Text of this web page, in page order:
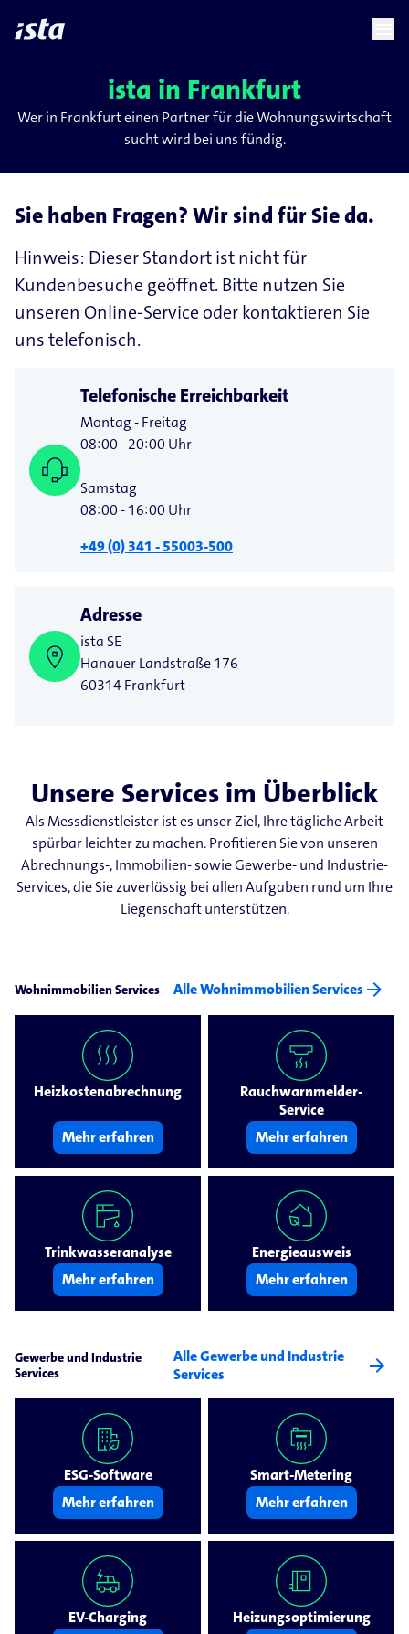
languagechevron_right
ista in Frankfurt
Wer in Frankfurt einen Partner für die Wohnungswirtschaft
sucht wird bei uns fündig.
Sie haben Fragen? Wir sind für Sie da.
Hinweis: Dieser Standort ist nicht für
Kundenbesuche geöffnet. Bitte nutzen Sie
unseren Online‑Service oder kontaktieren Sie
uns telefonisch.
Telefonische Erreichbarkeit
Montag - Freitag
08:00 - 20:00 Uhr
Samstag
08:00 - 16:00 Uhr
+49 (0) 341 - 55003-500
Adresse
ista SE
Hanauer Landstraße 176
60314 Frankfurt
Unsere Services im Überblick
Als Messdienstleister ist es unser Ziel, Ihre tägliche Arbeit
spürbar leichter zu machen. Profitieren Sie von unseren
Abrechnungs-​, Immobilien-​ sowie Gewerbe-​ und Industrie-​
Services, die Sie zuverlässig bei allen Aufgaben rund um Ihre
Liegenschaft unterstützen.
Wohnimmobilien Services Alle Wohnimmobilien Services arrow_forward
Heizkostenabrechnung
Mehr erfahren
Rauchwarnmelder-
Service
Mehr erfahren
Trinkwasseranalyse
Mehr erfahren
Energieausweis
Mehr erfahren
Gewerbe und Industrie
Services
Alle Gewerbe und Industrie
Services
arrow_forward
ESG-Software
Mehr erfahren
Smart-Metering
Mehr erfahren
EV-Charging
Heizungsoptimierung